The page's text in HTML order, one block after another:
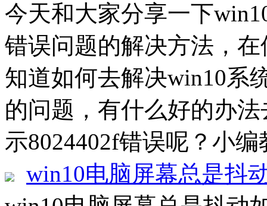
今天和大家分享一下
错误问题的解决方法，
知道如何去解决win10系
的问题，有什么好的办
示8024402f错误呢？小
win10电脑屏幕总是抖